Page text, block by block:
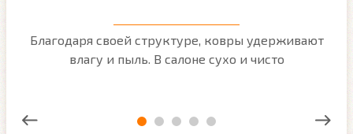
Благодаря своей структуре, ковры удерживают
влагу и пыль. В салоне сухо и чисто